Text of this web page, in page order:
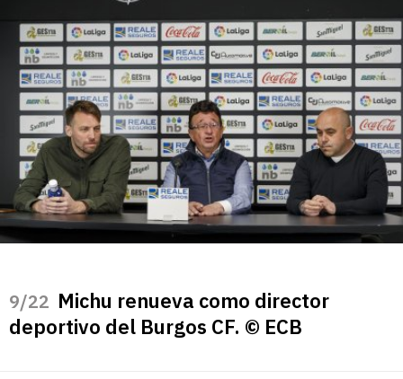
/22 Michu renueva como director
deportivo del Burgos CF. © ECB